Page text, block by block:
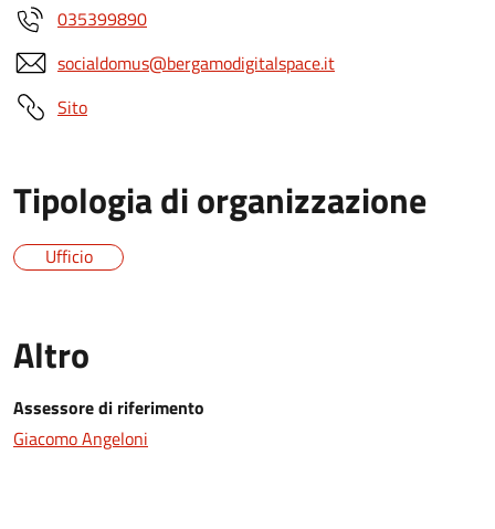
035399890
socialdomus@bergamodigitalspace.it
Sito
Tipologia di organizzazione
Ufficio
Altro
Assessore di riferimento
Giacomo Angeloni